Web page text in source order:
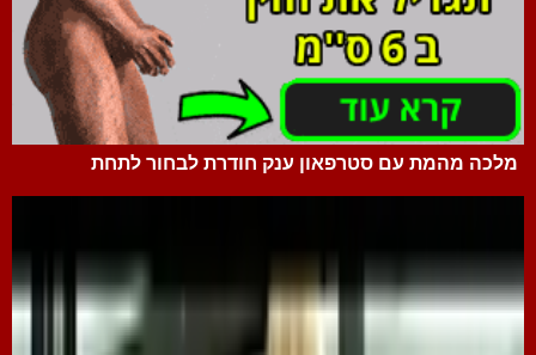
מלכה מהמת עם סטרפאון ענק חודרת לבחור לתחת